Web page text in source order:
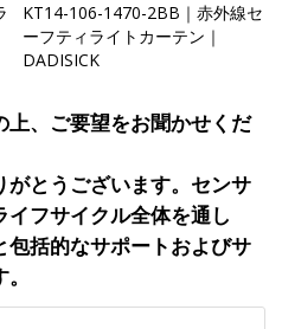
KT14-106-1470-2BB｜赤外線セ
ーフティライトカーテン｜
DADISICK
、ご要望をお聞かせくだ
とうございます。センサ
フサイクル全体を通し
括的なサポートおよびサ